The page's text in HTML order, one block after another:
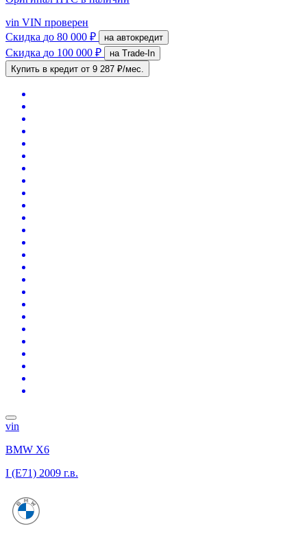
vin VIN проверен
Скидка до 80 000 ₽ на автокредит
Скидка до 100 000 ₽
на Trade-In
Купить в кредит от 9 287 ₽/мес.
vin
BMW X6
I (E71) 2009 г.в.